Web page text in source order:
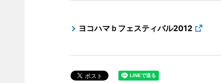
ヨコハマｂフェスティバル2012